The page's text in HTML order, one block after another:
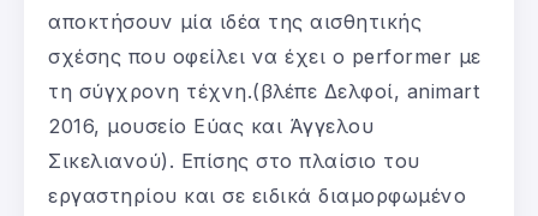
αποκτήσουν μία ιδέα της αισθητικής
σχέσης που οφείλει να έχει ο performer με
τη σύγχρονη τέχνη.(βλέπε Δελφοί, animart
2016, μουσείο Εύας και Άγγελου
Σικελιανού). Επίσης στο πλαίσιο του
εργαστηρίου και σε ειδικά διαμορφωμένο